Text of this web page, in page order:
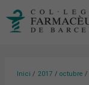
Inici 2017 octubre